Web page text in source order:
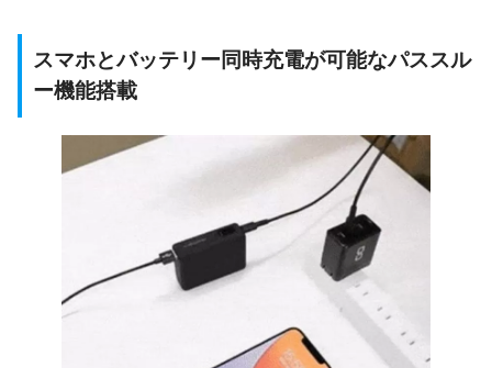
スマホとバッテリー同時充電が可能なパススル
ー機能搭載